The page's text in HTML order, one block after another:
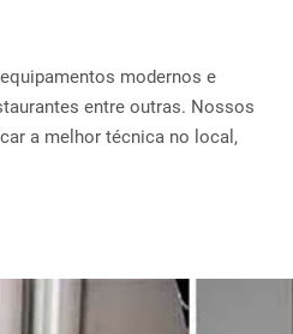
modernos e
entre outras. Nossos
a melhor técnica no local,